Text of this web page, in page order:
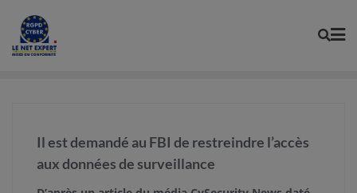
content
Il est demandé au FBI de restreindre l’accès
aux données de surveillance